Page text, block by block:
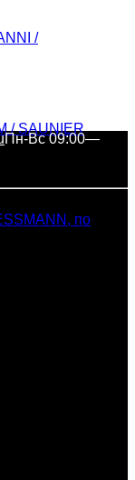
Пн-Вс 09:00—